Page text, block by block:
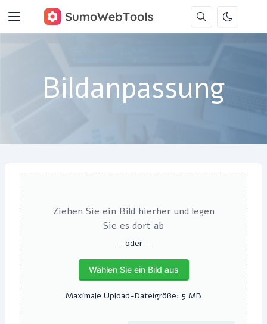
Bildanpassung
Ziehen Sie ein Bild hierher und legen
Sie es dort ab
- oder -
Wählen Sie ein Bild aus
Maximale Upload-Dateigröße: 5 MB